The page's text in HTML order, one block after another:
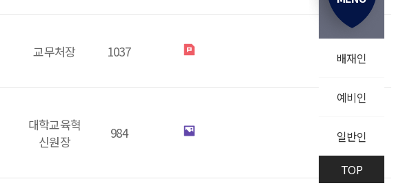
교무처장 1037
대학교육혁
신원장
984
배재인
예비인
일반인
TOP